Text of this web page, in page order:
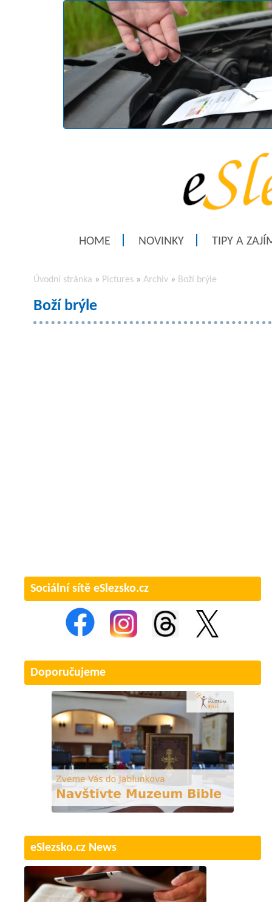
HOME NOVINKY TIPY A
Úvodní stránka » Pictures » Archiv » Boží brýle
Boží brýle
Sociální sítě eSlezsko.cz
Doporučujeme
eSlezsko.cz News